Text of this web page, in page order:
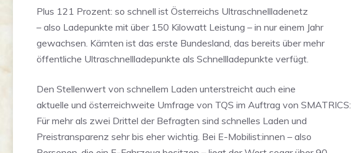
Plus 121 Prozent: so schnell ist Österreichs Ultraschnellladenetz
– also Ladepunkte mit über 150 Kilowatt Leistung – in nur einem Jahr
gewachsen. Kärnten ist das erste Bundesland, das bereits über mehr
öffentliche Ultraschnellladepunkte als Schnellladepunkte verfügt.
Den Stellenwert von schnellem Laden unterstreicht auch eine
aktuelle und österreichweite Umfrage von TQS im Auftrag von SMATRICS:
Für mehr als zwei Drittel der Befragten sind schnelles Laden und
Preistransparenz sehr bis eher wichtig. Bei E-Mobilist:innen – also